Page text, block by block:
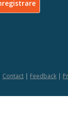
Contact | Feedback |